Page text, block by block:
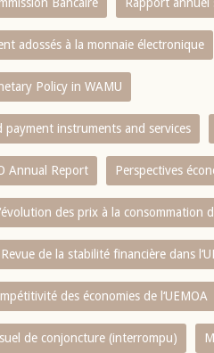
adossés à la monnaie électronique
Policy in WAMU
payment instruments and services
Annual Report Perspectives
des prix à la consommation
Revue de la stabilité financière dans
des économies de l‘UEMOA
de conjoncture (interrompu)